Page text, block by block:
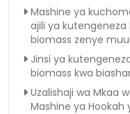
Mashine ya
ajili ya
biomass zenye
Jinsi ya
biomass kwa
Uzalishaji wa Mkaa
Mashine ya Hookah